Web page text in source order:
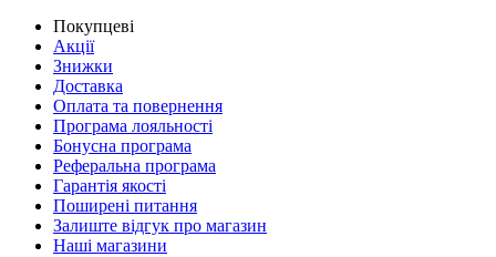
Покупцеві
Акції
Знижки
Доставка
Оплата та повернення
Програма лояльності
Бонусна програма
Реферальна програма
Гарантія якості
Поширені питання
Залиште відгук про магазин
Наші магазини